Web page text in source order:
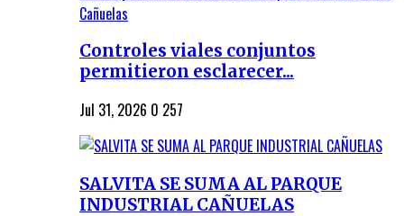
Controles viales conjuntos
permitieron esclarecer...
Jul 31, 2026 0 257
SALVITA SE SUMA AL PARQUE
INDUSTRIAL CAÑUELAS